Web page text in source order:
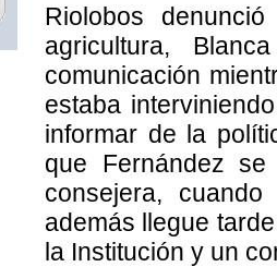
Riolobos
agricultura,
comunicación
estaba
informar de la
que Fernández
consejera,
además llegue
la Institución y un